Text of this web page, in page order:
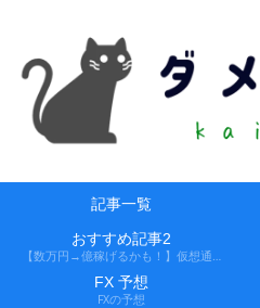
記事一覧
おすすめ記事2
FX 予想
FXの予想